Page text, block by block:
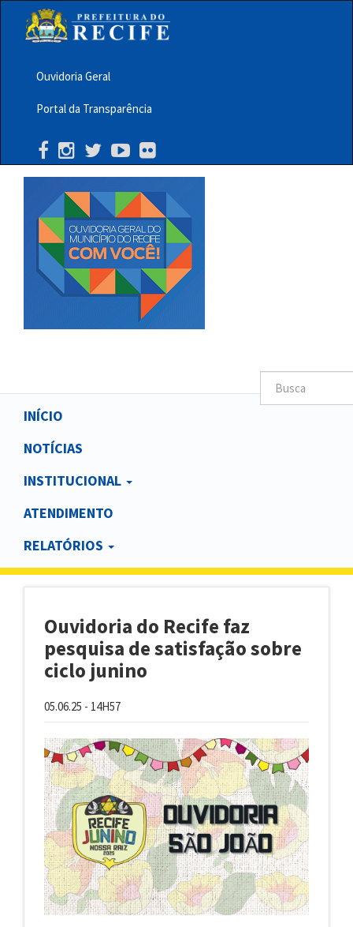
principalMenu
Barra
Topo
PCR
Ouvidoria Geral
Portal da Transparência
Main
navigation
INÍCIO
NOTÍCIAS
INSTITUCIONAL
ATENDIMENTO
RELATÓRIOS
Ouvidoria do Recife faz
pesquisa de satisfação sobre
ciclo junino
05.06.25 - 14H57